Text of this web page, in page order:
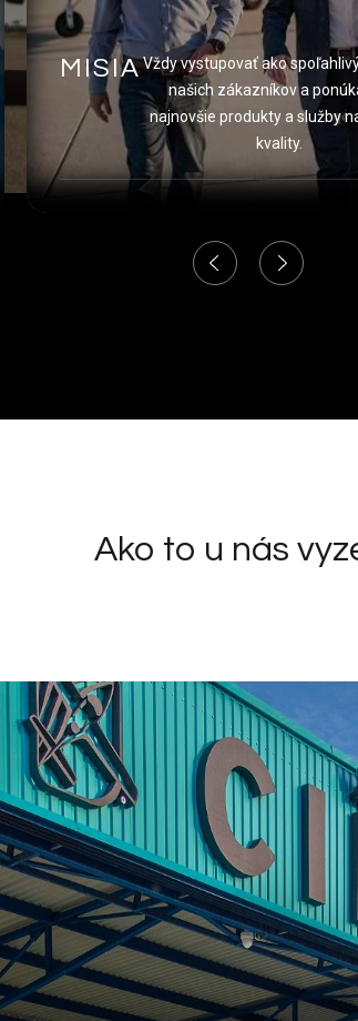
MISIAVždy vystupovať ako
našich zákazníkov a
najnovšie produkty a služby
kvality.
Ako to u nás